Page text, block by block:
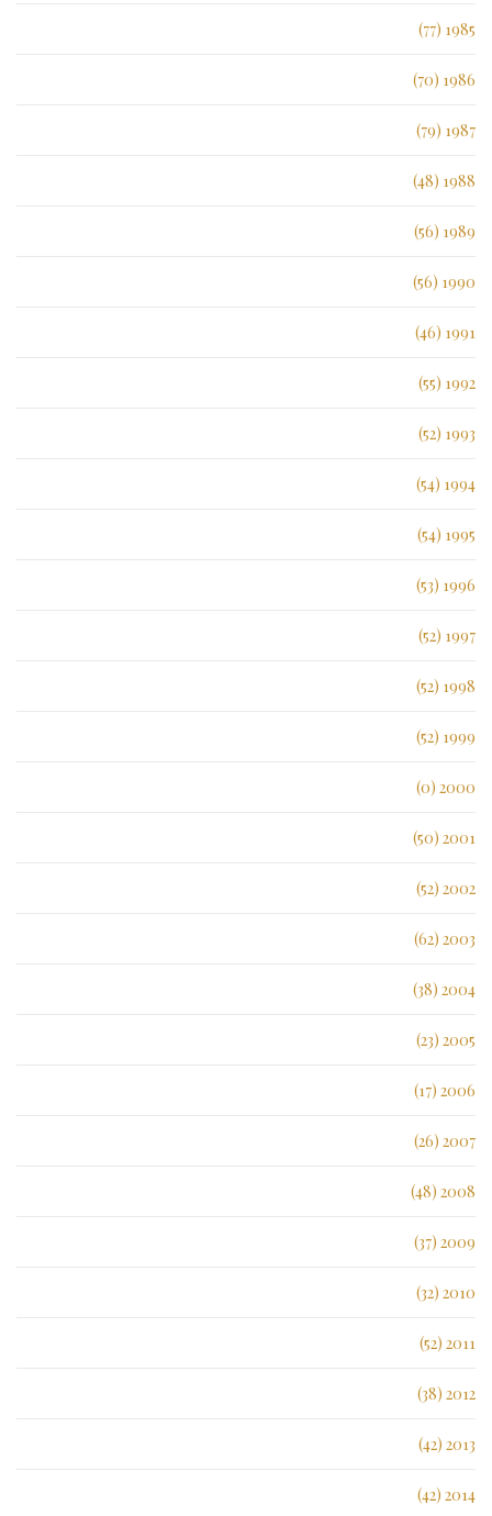
1985 (77)
1986 (70)
1987 (79)
1988 (48)
1989 (56)
1990 (56)
1991 (46)
1992 (55)
1993 (52)
1994 (54)
1995 (54)
1996 (53)
1997 (52)
1998 (52)
1999 (52)
2000 (0)
2001 (50)
2002 (52)
2003 (62)
2004 (38)
2005 (23)
2006 (17)
2007 (26)
2008 (48)
2009 (37)
2010 (32)
2011 (52)
2012 (38)
2013 (42)
2014 (42)